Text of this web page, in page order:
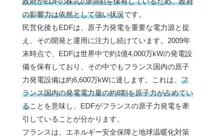
の影響力は依然として強い状況です。
民営化後もEDFは、原子力発電を重要な電力源と捉
え、その開発と運用に注力し続けています。2009年
末時点で、EDFは世界中で約1億4,000万kWの発電設
備を保有しており、その中でもフランス国内の原子
力発電設備は約6,600万kWに達します。これは、 フ
ランス国内の発電電力量の約8割を原子力が占めてい
ることを意味し、EDFがフランスの原子力発電を牽
引していることが分かります。
フランスは、エネルギー安全保障と地球温暖化対策